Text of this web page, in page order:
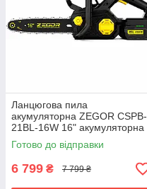
Ланцюгова пила
акумуляторна ZEGOR CSPB-
21BL-16W 16" акумуляторна
пила ланцюгова пила
акумуляторна
Готово до відправки
6 799 ₴ 7 799 ₴